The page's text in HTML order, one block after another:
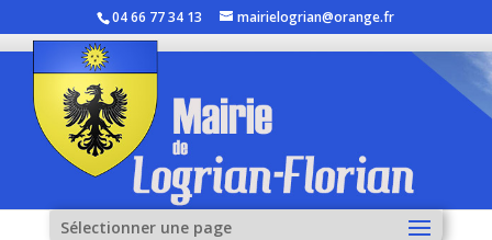
04 66 77 34 13 mairielogrian@orange.fr
Sélectionner une page